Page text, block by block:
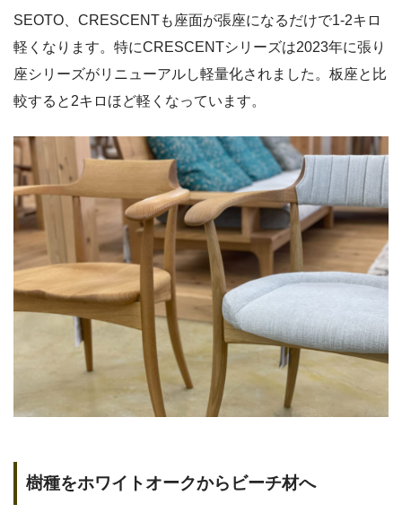
SEOTO、CRESCENTも座面が張座になるだけで1-2キロ
軽くなります。特にCRESCENTシリーズは2023年に張り
座シリーズがリニューアルし軽量化されました。板座と比
較すると2キロほど軽くなっています。
樹種をホワイトオークからビーチ材へ